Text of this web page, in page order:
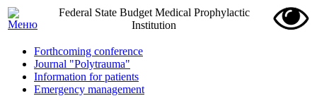
Federal State Budget Medical Prophylactic
Institution
Forthcoming conference
Journal "Polytrauma"
Information for patients
Emergency management